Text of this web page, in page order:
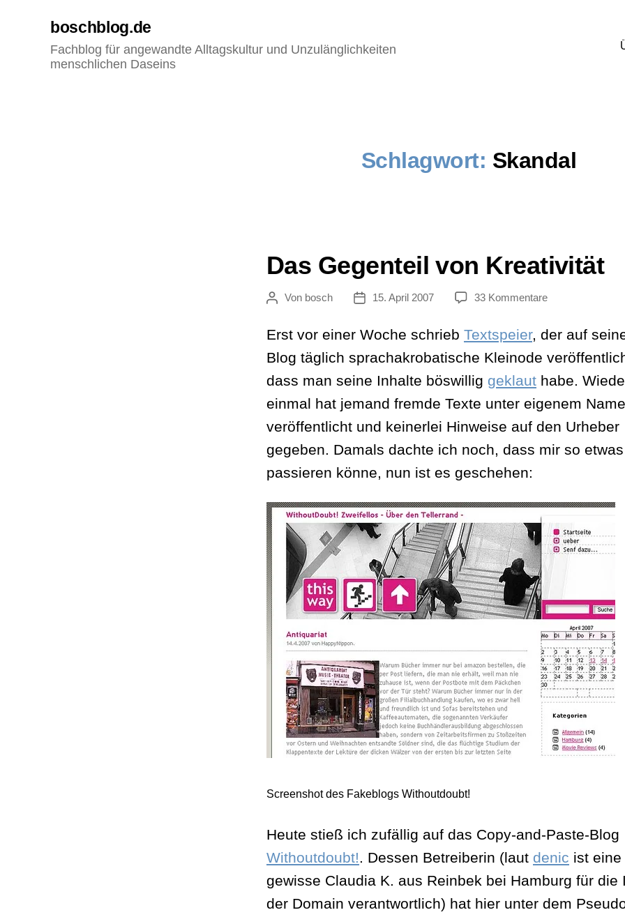
boschblog.de
Fachblog für angewandte Alltagskultur und Unzulänglichkeiten
menschlichen Daseins
Schlagwort: Skandal
Das Gegenteil von Kreativität
Beitragsautor
Von bosch Veröffentlichungsdatum
15. April 2007 33 Kommentarezu
Gegenteil
von
Kreativität
Erst vor einer Woche schrieb Textspeier, der auf
Blog täglich sprachakrobatische Kleinode
dass man seine Inhalte böswillig geklaut habe.
einmal hat jemand fremde Texte unter eigenem
veröffentlicht und keinerlei Hinweise auf den Urheber
gegeben. Damals dachte ich noch, dass mir so
passieren könne, nun ist es geschehen:
Screenshot des Fakeblogs Withoutdoubt!
Heute stieß ich zufällig auf das Copy-and-Paste-Blog
Withoutdoubt! . Dessen Betreiberin (laut denic ist eine
gewisse Claudia K. aus Reinbek bei Hamburg für die
der Domain verantwortlich) hat hier unter dem